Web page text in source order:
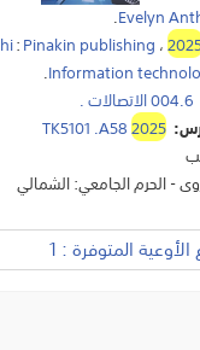
Evelyn
.
:Pinakin publishing ،
Information
.
004.6 الاتصالات .
TK5101 .A582025
- الحرم الجامعي: الشمالي
المتوفرة : 1